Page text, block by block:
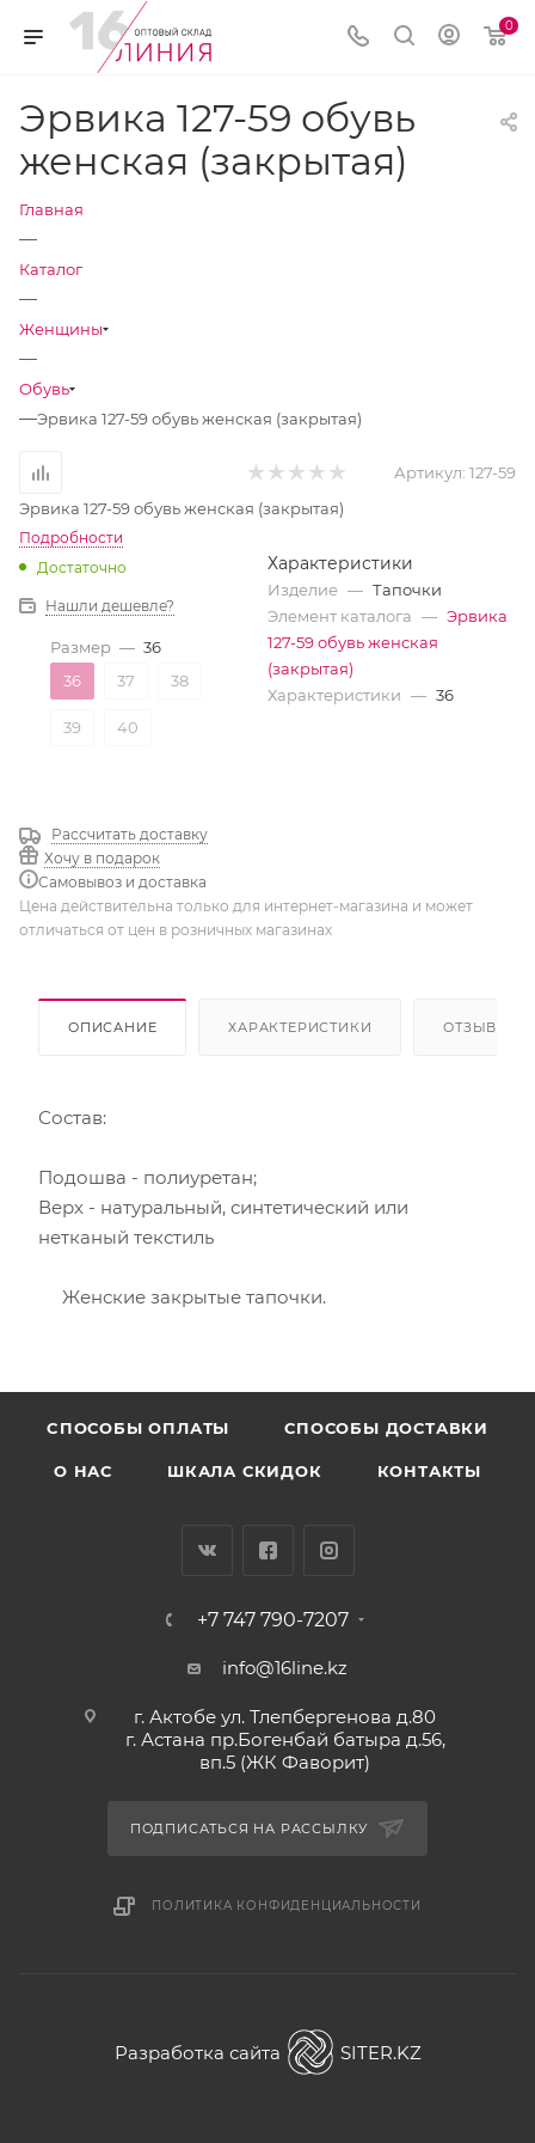
0
Эрвика 127-59 обувь
женская (закрытая)
Главная
—
Каталог
—
Женщины
—
Обувь
—Эрвика 127-59 обувь женская (закрытая)
Артикул: 127-59
Эрвика 127-59 обувь женская (закрытая)
Подробности
Достаточно
Нашли дешевле?
Размер — 36
36
37 38
39 40
Рассчитать доставку
Хочу в подарок
Самовывоз и доставка
Характеристики
Изделие — Тапочки
Элемент каталога — Эрвика
127-59 обувь женская
(закрытая)
Характеристики — 36
Цена действительна только для интернет-магазина и может
отличаться от цен в розничных магазинах
ОПИСАНИЕ ХАРАКТЕРИСТИКИ ОТЗЫВЫ
Состав:
Подошва - полиуретан;
Верх - натуральный, синтетический или
нетканый текстиль
Женские закрытые тапочки.
CПОСОБЫ ОПЛАТЫ СПОСОБЫ ДОСТАВКИ
О НАС ШКАЛА СКИДОК КОНТАКТЫ
+7 747 790-7207
info@16line.kz
г. Актобе ул. Тлепбергенова д.80
г. Астана пр.Богенбай батыра д.56,
вп.5 (ЖК Фаворит)
ПОДПИСАТЬСЯ НА РАССЫЛКУ
ПОЛИТИКА КОНФИДЕНЦИАЛЬНОСТИ
Разработка сайта SITER.KZ